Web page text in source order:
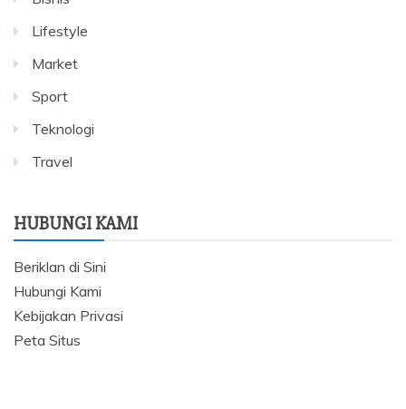
Lifestyle
Market
Sport
Teknologi
Travel
HUBUNGI KAMI
Beriklan di Sini
Hubungi Kami
Kebijakan Privasi
Peta Situs